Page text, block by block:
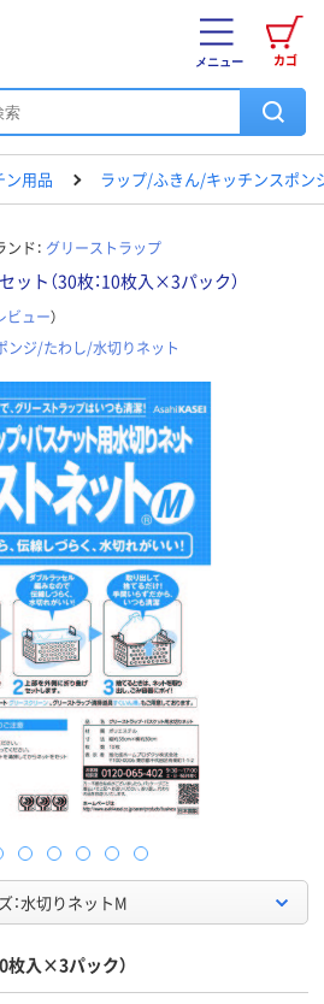
カゴ
メニュー
ン用品 ラップ/ふきん/キッチンスポン
ンド： グリーストラップ
ト（30枚：10枚入×3パック）
ビュー）
ンジ/たわし/水切りネット
：水切りネットM
枚入×3パック）